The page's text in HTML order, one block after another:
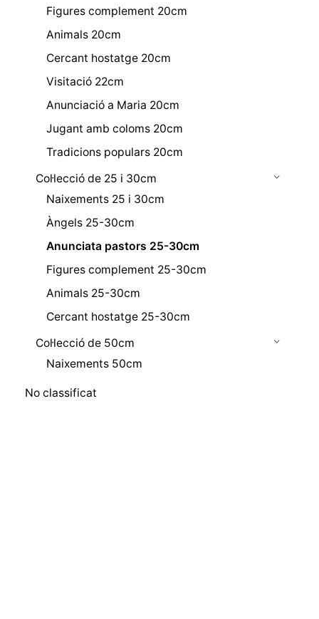
Figures complement 20cm
Animals 20cm
Cercant hostatge 20cm
Visitació 22cm
Anunciació a Maria 20cm
Jugant amb coloms 20cm
Tradicions populars 20cm
Col·lecció de 25 i 30cm
Naixements 25 i 30cm
Àngels 25-30cm
Anunciata pastors 25-30cm
Figures complement 25-30cm
Animals 25-30cm
Cercant hostatge 25-30cm
Col·lecció de 50cm
Naixements 50cm
No classificat